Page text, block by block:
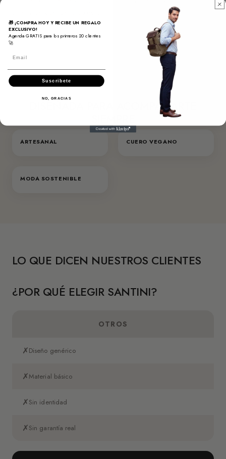
DISEÑADA PARA ACOMPAÑARTE
ARTESANAL CUERO VEGANO
MODA SOSTENIBLE
LO QUE DICEN NUESTROS CLIENTES
¿POR QUÉ ELEGIR SANTINI?
OTROS
✗Diseño genérico
✗Material básico
✗Sin identidad
✗Sin garantía real
🎁 ¡COMPRA HOY Y RECIBE UN REGALO
EXCLUSIVO!
Agenda GRATIS para los primeros 20 clientes
🚀
Suscribete
NO, GRACIAS